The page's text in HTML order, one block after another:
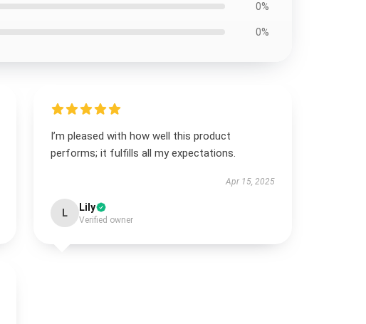
0%
0%
I’m pleased with how well this product
performs; it fulfills all my expectations.
Apr 15, 2025
L Lily
Verified owner